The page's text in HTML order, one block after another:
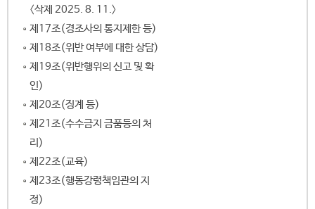
〈삭제 2025. 8. 11.〉
제17조(경조사의 통지제한 등)
제18조(위반 여부에 대한 상담)
제19조(위반행위의 신고 및 확
인)
제20조(징계 등)
제21조(수수금지 금품등의 처
리)
제22조(교육)
제23조(행동강령책임관의 지
정)